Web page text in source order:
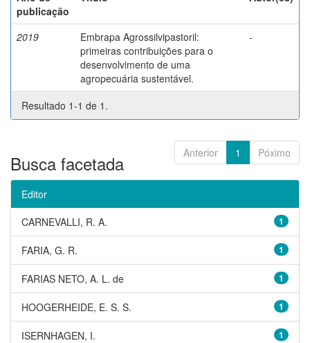
publicação
2019
Embrapa Agrossilvipastoril:
primeiras contribuições para o
desenvolvimento de uma
agropecuária sustentável.
-
Resultado 1-1 de 1.
Anterior 1 Póximo
Busca facetada
Editor
1
CARNEVALLI, R. A.
1
FARIA, G. R.
1
FARIAS NETO, A. L. de
1
HOOGERHEIDE, E. S. S.
1
ISERNHAGEN, I.